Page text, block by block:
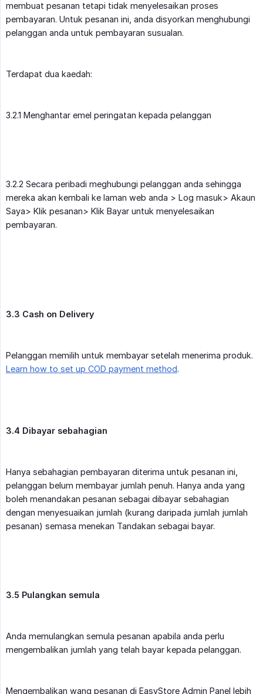
membuat pesanan tetapi tidak menyelesaikan proses
pembayaran. Untuk pesanan ini, anda disyorkan menghubungi
pelanggan anda untuk pembayaran susualan.
Terdapat dua kaedah:
3.2.1 Menghantar emel peringatan kepada pelanggan
3.2.2 Secara peribadi meghubungi pelanggan anda sehingga
mereka akan kembali ke laman web anda > Log masuk> Akaun
Saya> Klik pesanan> Klik Bayar untuk menyelesaikan
pembayaran.
3.3 Cash on Delivery
Pelanggan memilih untuk membayar setelah menerima produk.
Learn how to set up COD payment method.
3.4 Dibayar sebahagian
Hanya sebahagian pembayaran diterima untuk pesanan ini,
pelanggan belum membayar jumlah penuh. Hanya anda yang
boleh menandakan pesanan sebagai dibayar sebahagian
dengan menyesuaikan jumlah (kurang daripada jumlah jumlah
pesanan) semasa menekan Tandakan sebagai bayar.
3.5 Pulangkan semula
Anda memulangkan semula pesanan apabila anda perlu
mengembalikan jumlah yang telah bayar kepada pelanggan.
Mengembalikan wang pesanan di EasyStore Admin Panel lebih